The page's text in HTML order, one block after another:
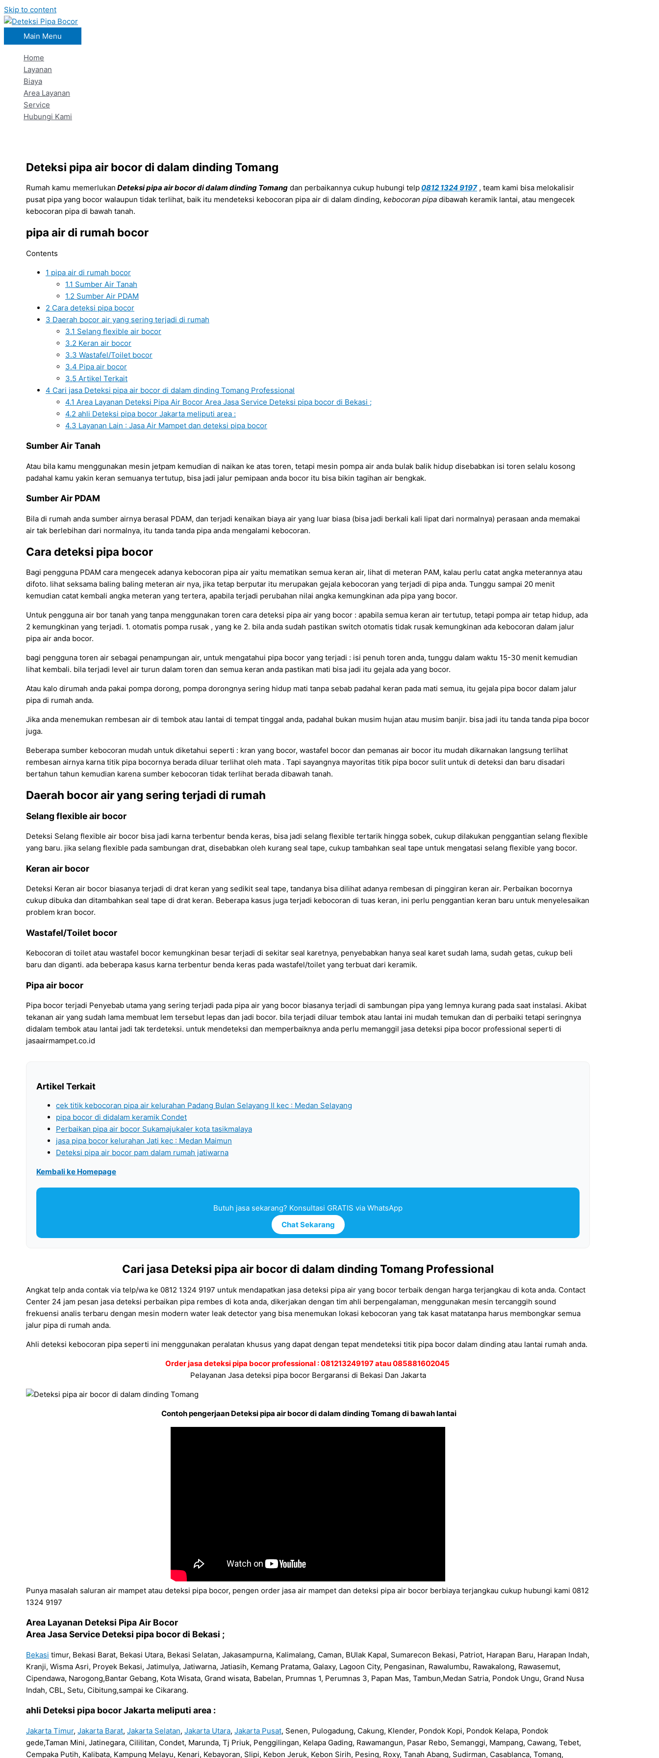
Skip to content
Main Menu
Home
Layanan
Biaya
Area Layanan
Service
Hubungi Kami
Deteksi pipa air bocor di dalam dinding Tomang
Rumah kamu memerlukan Deteksi pipa air bocor di dalam dinding Tomang dan perbaikannya cukup hubungi telp0812 1324 9197, team kami bisa melokalisir
pusat pipa yang bocor walaupun tidak terlihat, baik itu mendeteksi kebocoran pipa air di dalam dinding, kebocoran pipa dibawah keramik lantai, atau mengecek
kebocoran pipa di bawah tanah.
pipa air di rumah bocor
Contents
1 pipa air di rumah bocor
1.1 Sumber Air Tanah
1.2 Sumber Air PDAM
2 Cara deteksi pipa bocor
3 Daerah bocor air yang sering terjadi di rumah
3.1 Selang flexible air bocor
3.2 Keran air bocor
3.3 Wastafel/Toilet bocor
3.4 Pipa air bocor
3.5 Artikel Terkait
4 Cari jasa Deteksi pipa air bocor di dalam dinding Tomang Professional
4.1 Area Layanan Deteksi Pipa Air Bocor Area Jasa Service Deteksi pipa bocor di Bekasi ;
4.2 ahli Deteksi pipa bocor Jakarta meliputi area :
4.3 Layanan Lain : Jasa Air Mampet dan deteksi pipa bocor
Sumber Air Tanah
Atau bila kamu menggunakan mesin jetpam kemudian di naikan ke atas toren, tetapi mesin pompa air anda bulak balik hidup disebabkan isi toren selalu kosong
padahal kamu yakin keran semuanya tertutup, bisa jadi jalur pemipaan anda bocor itu bisa bikin tagihan air bengkak.
Sumber Air PDAM
Bila di rumah anda sumber airnya berasal PDAM, dan terjadi kenaikan biaya air yang luar biasa (bisa jadi berkali kali lipat dari normalnya) perasaan anda memakai
air tak berlebihan dari normalnya, itu tanda tanda pipa anda mengalami kebocoran.
Cara deteksi pipa bocor
Bagi pengguna PDAM cara mengecek adanya kebocoran pipa air yaitu mematikan semua keran air, lihat di meteran PAM, kalau perlu catat angka meterannya atau
difoto. lihat seksama baling baling meteran air nya, jika tetap berputar itu merupakan gejala kebocoran yang terjadi di pipa anda. Tunggu sampai 20 menit
kemudian catat kembali angka meteran yang tertera, apabila terjadi perubahan nilai angka kemungkinan ada pipa yang bocor.
Untuk pengguna air bor tanah yang tanpa menggunakan toren cara deteksi pipa air yang bocor : apabila semua keran air tertutup, tetapi pompa air tetap hidup, ada
2 kemungkinan yang terjadi. 1. otomatis pompa rusak , yang ke 2. bila anda sudah pastikan switch otomatis tidak rusak kemungkinan ada kebocoran dalam jalur
pipa air anda bocor.
bagi pengguna toren air sebagai penampungan air, untuk mengatahui pipa bocor yang terjadi : isi penuh toren anda, tunggu dalam waktu 15-30 menit kemudian
lihat kembali. bila terjadi level air turun dalam toren dan semua keran anda pastikan mati bisa jadi itu gejala ada yang bocor.
Atau kalo dirumah anda pakai pompa dorong, pompa dorongnya sering hidup mati tanpa sebab padahal keran pada mati semua, itu gejala pipa bocor dalam jalur
pipa di rumah anda.
Jika anda menemukan rembesan air di tembok atau lantai di tempat tinggal anda, padahal bukan musim hujan atau musim banjir. bisa jadi itu tanda tanda pipa bocor
juga.
Beberapa sumber kebocoran mudah untuk diketahui seperti : kran yang bocor, wastafel bocor dan pemanas air bocor itu mudah dikarnakan langsung terlihat
rembesan airnya karna titik pipa bocornya berada diluar terlihat oleh mata . Tapi sayangnya mayoritas titik pipa bocor sulit untuk di deteksi dan baru disadari
bertahun tahun kemudian karena sumber kebocoran tidak terlihat berada dibawah tanah.
Daerah bocor air yang sering terjadi di rumah
Selang flexible air bocor
Deteksi Selang flexible air bocor bisa jadi karna terbentur benda keras, bisa jadi selang flexible tertarik hingga sobek, cukup dilakukan penggantian selang flexible
yang baru. jika selang flexible pada sambungan drat, disebabkan oleh kurang seal tape, cukup tambahkan seal tape untuk mengatasi selang flexible yang bocor.
Keran air bocor
Deteksi Keran air bocor biasanya terjadi di drat keran yang sedikit seal tape, tandanya bisa dilihat adanya rembesan di pinggiran keran air. Perbaikan bocornya
cukup dibuka dan ditambahkan seal tape di drat keran. Beberapa kasus juga terjadi kebocoran di tuas keran, ini perlu penggantian keran baru untuk menyelesaikan
problem kran bocor.
Wastafel/Toilet bocor
Kebocoran di toilet atau wastafel bocor kemungkinan besar terjadi di sekitar seal karetnya, penyebabkan hanya seal karet sudah lama, sudah getas, cukup beli
baru dan diganti. ada beberapa kasus karna terbentur benda keras pada wastafel/toilet yang terbuat dari keramik.
Pipa air bocor
Pipa bocor terjadi Penyebab utama yang sering terjadi pada pipa air yang bocor biasanya terjadi di sambungan pipa yang lemnya kurang pada saat instalasi. Akibat
tekanan air yang sudah lama membuat lem tersebut lepas dan jadi bocor. bila terjadi diluar tembok atau lantai ini mudah temukan dan di perbaiki tetapi seringnya
didalam tembok atau lantai jadi tak terdeteksi. untuk mendeteksi dan memperbaiknya anda perlu memanggil jasa deteksi pipa bocor professional seperti di
jasaairmampet.co.id
Artikel Terkait
cek titik kebocoran pipa air kelurahan Padang Bulan Selayang II kec : Medan Selayang
pipa bocor di didalam keramik Condet
Perbaikan pipa air bocor Sukamajukaler kota tasikmalaya
jasa pipa bocor kelurahan Jati kec : Medan Maimun
Deteksi pipa air bocor pam dalam rumah jatiwarna
Kembali ke Homepage
Butuh jasa sekarang? Konsultasi GRATIS via WhatsApp
Chat Sekarang
Cari jasa Deteksi pipa air bocor di dalam dinding Tomang Professional
Angkat telp anda contak via telp/wa ke 0812 1324 9197 untuk mendapatkan jasa deteksi pipa air yang bocor terbaik dengan harga terjangkau di kota anda. Contact
Center 24 jam pesan jasa deteksi perbaikan pipa rembes di kota anda, dikerjakan dengan tim ahli berpengalaman, menggunakan mesin tercanggih sound
frekuensi analis terbaru dengan mesin modern water leak detector yang bisa menemukan lokasi kebocoran yang tak kasat matatanpa harus membongkar semua
jalur pipa di rumah anda.
Ahli deteksi kebocoran pipa seperti ini menggunakan peralatan khusus yang dapat dengan tepat mendeteksi titik pipa bocor dalam dinding atau lantai rumah anda.
Order jasa deteksi pipa bocor professional : 081213249197 atau 085881602045
Pelayanan Jasa deteksi pipa bocor Bergaransi di Bekasi Dan Jakarta
Contoh pengerjaan Deteksi pipa air bocor di dalam dinding Tomang di bawah lantai
Punya masalah saluran air mampet atau deteksi pipa bocor, pengen order jasa air mampet dan deteksi pipa air bocor berbiaya terjangkau cukup hubungi kami 0812
1324 9197
Area Layanan Deteksi Pipa Air Bocor
Area Jasa Service Deteksi pipa bocor di Bekasi ;
Bekasi timur, Bekasi Barat, Bekasi Utara, Bekasi Selatan, Jakasampurna, Kalimalang, Caman, BUlak Kapal, Sumarecon Bekasi, Patriot, Harapan Baru, Harapan Indah,
Kranji, Wisma Asri, Proyek Bekasi, Jatimulya, Jatiwarna, Jatiasih, Kemang Pratama, Galaxy, Lagoon City, Pengasinan, Rawalumbu, Rawakalong, Rawasemut,
Cipendawa, Narogong,Bantar Gebang, Kota Wisata, Grand wisata, Babelan, Prumnas 1, Perumnas 3, Papan Mas, Tambun,Medan Satria, Pondok Ungu, Grand Nusa
Indah, CBL, Setu, Cibitung,sampai ke Cikarang.
ahli Deteksi pipa bocor Jakarta meliputi area :
Jakarta Timur, Jakarta Barat, Jakarta Selatan, Jakarta Utara, Jakarta Pusat, Senen, Pulogadung, Cakung, Klender, Pondok Kopi, Pondok Kelapa, Pondok
gede,Taman Mini, Jatinegara, Cililitan, Condet, Marunda, Tj Priuk, Penggilingan, Kelapa Gading, Rawamangun, Pasar Rebo, Semanggi, Mampang, Cawang, Tebet,
Cempaka Putih, Kalibata, Kampung Melayu, Kenari, Kebayoran, Slipi, Kebon Jeruk, Kebon Sirih, Pesing, Roxy, Tanah Abang, Sudirman, Casablanca, Tomang,